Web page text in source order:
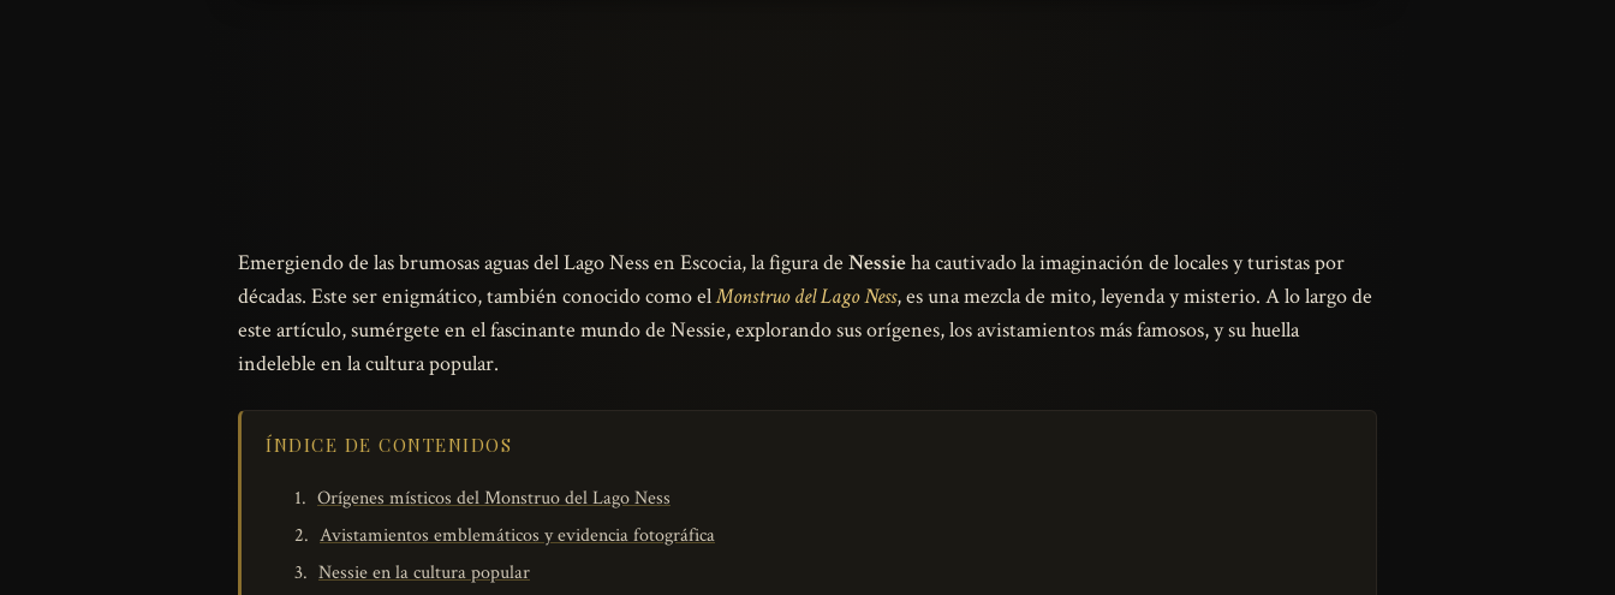
Emergiendo de las brumosas aguas del Lago Ness en Escocia, la figura de Nessieha cautivado la imaginación de locales y turistas por
décadas. Este ser enigmático, también conocido como elMonstruo del Lago Ness, es una mezcla de mito, leyenda y misterio. A lo largo de
este artículo, sumérgete en el fascinante mundo de Nessie, explorando sus orígenes, los avistamientos más famosos, y su huella
indeleble en la cultura popular.
ÍNDICE DE CONTENIDOS
Orígenes místicos del Monstruo del Lago Ness
Avistamientos emblemáticos y evidencia fotográfica
Nessie en la cultura popular